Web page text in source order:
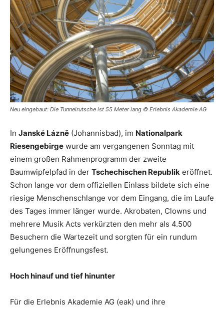
Reiseempfehlungen.
Neu eingebaut: Die Tunnelrutsche ist 55 Meter lang © Erlebnis Akademie AG
In Janské Lázně (Johannisbad), im Nationalpark
Riesengebirge wurde am vergangenen Sonntag mit
einem großen Rahmenprogramm der zweite
Baumwipfelpfad in der Tschechischen Republik eröffnet.
Schon lange vor dem offiziellen Einlass bildete sich eine
riesige Menschenschlange vor dem Eingang, die im Laufe
des Tages immer länger wurde. Akrobaten, Clowns und
mehrere Musik Acts verkürzten den mehr als 4.500
Besuchern die Wartezeit und sorgten für ein rundum
gelungenes Eröffnungsfest.
Hoch hinauf und tief hinunter
Für die Erlebnis Akademie AG (eak) und ihre